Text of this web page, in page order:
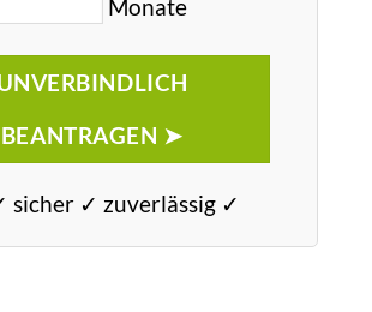
Monate
BEANTRAGEN ➤
sicher ✓ zuverlässig ✓